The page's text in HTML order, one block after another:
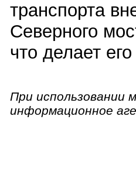
транспорта
Северного
что делает
При использовании
информационное